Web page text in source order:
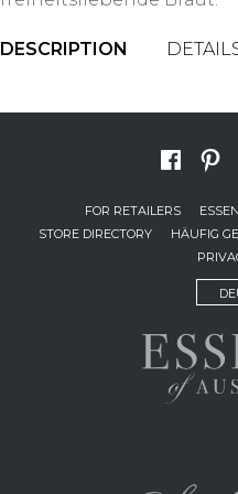
DESCRIPTION
FOR RETAILERS
STORE DIRECTORY
HÄUFIG